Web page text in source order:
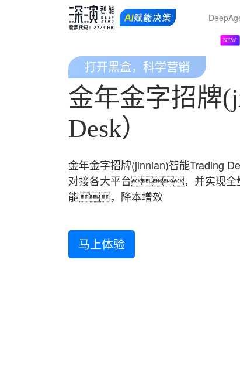
打开黑盒，科学营销
金年金字招牌
Desk）
金年金字招牌(jinnian)智能Trading
对接各大平台，并实现全
能，降本增效
马上体验